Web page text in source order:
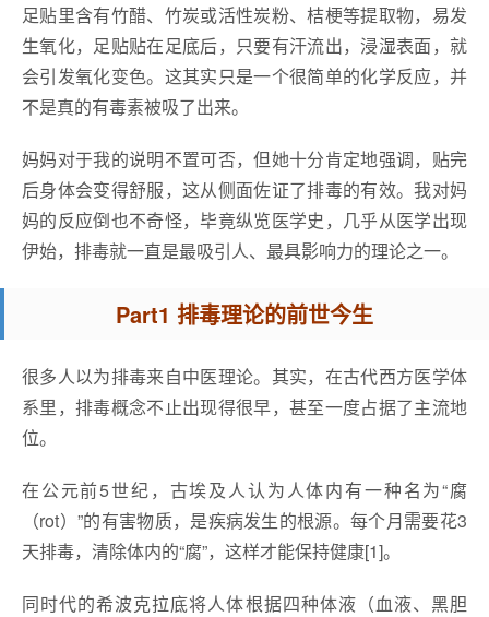
足贴里含有竹醋、竹炭或活性炭粉、桔梗等提取物，易发
生氧化，足贴贴在足底后，只要有汗流出，浸湿表面，就
会引发氧化变色。这其实只是一个很简单的化学反应，并
不是真的有毒素被吸了出来。
妈妈对于我的说明不置可否，但她十分肯定地强调，贴完
后身体会变得舒服，这从侧面佐证了排毒的有效。我对妈
妈的反应倒也不奇怪，毕竟纵览医学史，几乎从医学出现
伊始，排毒就一直是最吸引人、最具影响力的理论之一。
Part1 排毒理论的前世今生
很多人以为排毒来自中医理论。其实，在古代西方医学体
系里，排毒概念不止出现得很早，甚至一度占据了主流地
位。
在公元前5世纪，古埃及人认为人体内有一种名为“腐
（rot）”的有害物质，是疾病发生的根源。每个月需要花3
天排毒，清除体内的“腐”，这样才能保持健康[1]。
同时代的希波克拉底将人体根据四种体液（血液、黑胆